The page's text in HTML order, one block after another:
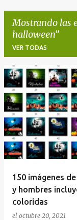
Mostrando las
halloween
VER TODAS
E
n
t
r
a
d
150 imágenes
y hombres
coloridas
el octubre 20, 2021